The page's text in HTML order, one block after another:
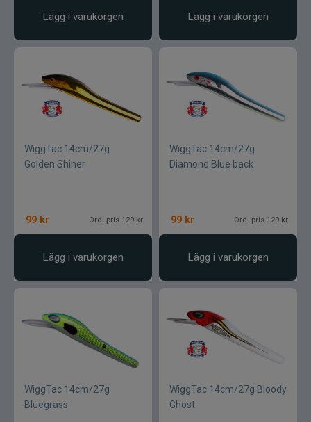
Fly Dressing
Fox Rage
Futurefly
Gator
Gamakatsu
D.A.M
Gladsax
Daiwa
Gulp
Lägg i varukorgen Lägg i varukorgen
WiggTac 14cm/27g
Golden Shiner
99 kr Ord. pris 129 kr
Lägg i varukorgen
WiggTac 14cm/27g
Diamond Blue back
99 kr Ord. pris 129 kr
Lägg i varukorgen
WiggTac 14cm/27g
Bluegrass
WiggTac 14cm/27g Bloody
Ghost